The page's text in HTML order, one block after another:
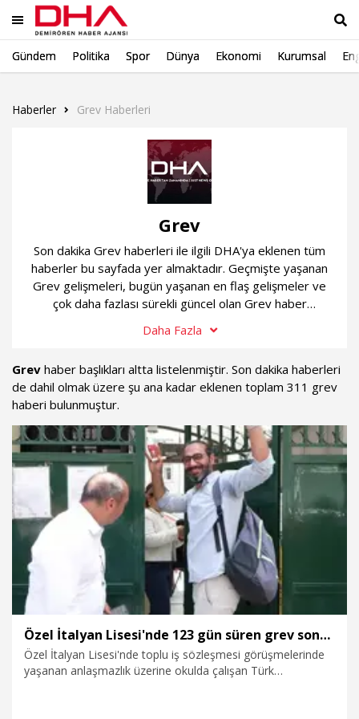
Gündem Politika Spor Dünya Ekonomi Kurumsal
Haberler Grev Haberleri
Grev
Son dakika Grev haberleri ile ilgili DHA'ya eklenen tüm
haberler bu sayfada yer almaktadır. Geçmişte yaşanan
Grev gelişmeleri, bugün yaşanan en flaş gelişmeler ve
çok daha fazlası sürekli güncel olan Grev haber
Daha Fazla
Grev haber başlıkları altta listelenmiştir. Son dakika haberleri
de dahil olmak üzere şu ana kadar eklenen toplam 311 grev
haberi bulunmuştur.
Özel İtalyan Lisesi'nde 123 gün süren grev sona erdi; öğretmenler sınıflarına döndü
Özel İtalyan Lisesi'nde toplu iş sözleşmesi görüşmelerinde
yaşanan anlaşmazlık üzerine okulda çalışan Türk